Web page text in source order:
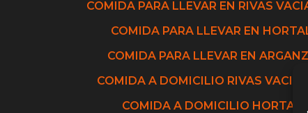
COMIDA PARA LLEVAR EN RIVAS
COMIDA PARA LLEVAR EN
COMIDA PARA LLEVAR EN
COMIDA A DOMICILIO RIVAS
COMIDA A DOMICILIO